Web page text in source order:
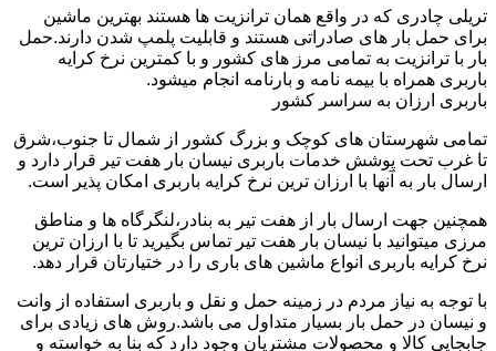
تریلی چادری که در واقع همان ترانزیت ها هستند بهترین ماشین
برای حمل بار های صادراتی هستند و قابلیت پلمپ شدن دارند.حمل
بار با ترانزیت به تمامی مرز های کشور و با کمترین نرخ کرایه
باربری همراه با بیمه نامه و بارنامه انجام میشود.
باربری ارزان به سراسر کشور
تمامی شهرستان های کوچک و بزرگ کشور از شمال تا جنوب،شرق
تا غرب تحت پوشش خدمات باربری نیسان بار هفت تیر قرار دارد و
ارسال بار به آنها با ارزان ترین نرخ کرایه باربری امکان پذیر است.
همچنین جهت ارسال بار از هفت تیر به بنادر،لنگرگاه ها و مناطق
مرزی میتوانید با نیسان بار هفت تیر تماس بگیرید تا با ارزان ترین
نرخ کرایه باربری انواع ماشین های باری را در ختیارتان قرار دهد.
با توجه به نیاز مردم در زمینه حمل و نقل و باربری استفاده از وانت
و نیسان در حمل بار بسیار متداول می باشد.روش های زیادی برای
جابجایی کالا و محصولات مشتریان وجود دارد که بنا به خواسته و